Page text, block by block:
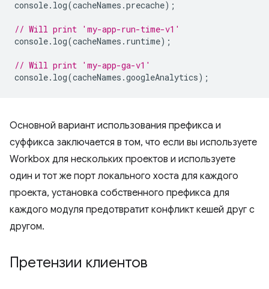
console. log(cacheNames .precache);
// Will print 'my-app-run-time-v1'
console. log(cacheNames . runtime);
// Will print 'my-app-ga-v1'
console. log(cacheNames .googleAnalytics);
Основной вариант использования префикса и
суффикса заключается в том, что если вы используете
Workbox для нескольких проектов и используете
один и тот же порт локального хоста для каждого
проекта, установка собственного префикса для
каждого модуля предотвратит конфликт кешей друг с
другом.
Претензии клиентов